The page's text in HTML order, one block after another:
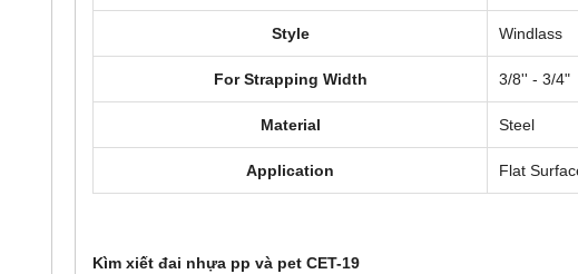
Style Windlass
For Strapping Width 3/8'' - 3/4"
Material Steel
Application Flat
Kìm xiết đai nhựa pp và pet CET-19